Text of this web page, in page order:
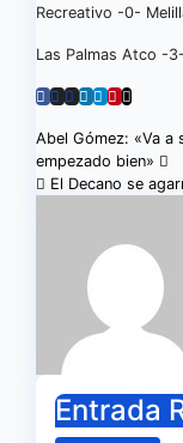
Recreativo -0-
Las Palmas Atco -
de
entradas
Abel Gómez: «Va a
empezado bien»
El Decano se
Entrada